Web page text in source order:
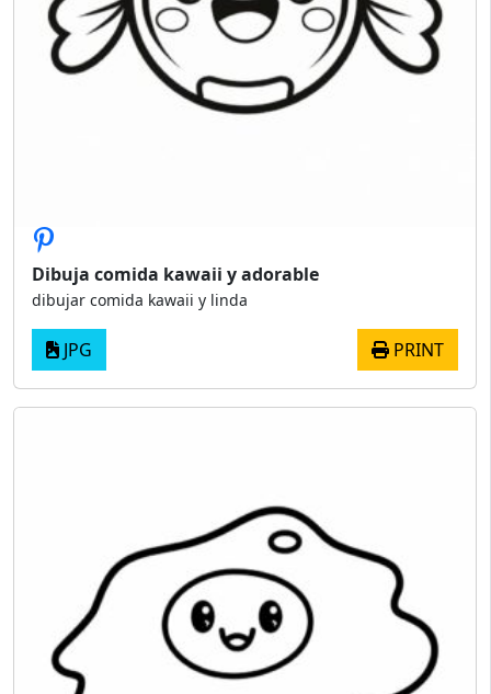
Dibuja comida kawaii y adorable
dibujar comida kawaii y linda
JPG PRINT